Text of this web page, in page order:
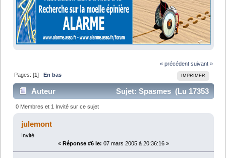
« précédent suivant »
IMPRIMER
Pages: [1] En bas
Auteur
Sujet: Spasmes (Lu 17353
fois)
0 Membres et 1 Invité sur ce sujet
julemont
Invité
« Réponse #6 le: 07 mars 2005 à 20:36:16 »